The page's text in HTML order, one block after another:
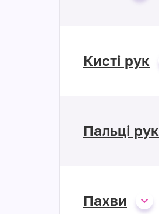
Кисті рук
Пальці рук
Пахви